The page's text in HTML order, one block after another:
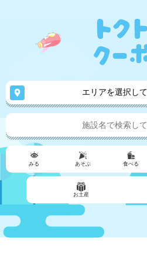
エリアを選択し
みる あそぶ 食べる
お土産